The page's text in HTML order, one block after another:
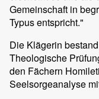
Gemeinschaft in
Typus entspricht."
Die Klägerin
Theologische
den Fächern
Seelsorgeanalyse